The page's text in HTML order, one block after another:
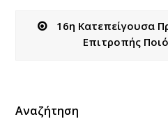
16η Κατεπείγουσα
Επιτροπής
Αναζήτηση